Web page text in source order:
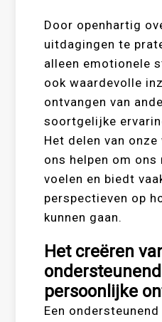
Door openhartig
uitdagingen te
alleen emotionele
ook waardevolle
ontvangen van
soortgelijke
Het delen van
ons helpen om
voelen en biedt
perspectieven op
kunnen gaan.
Het creëren
persoonlijke
Een